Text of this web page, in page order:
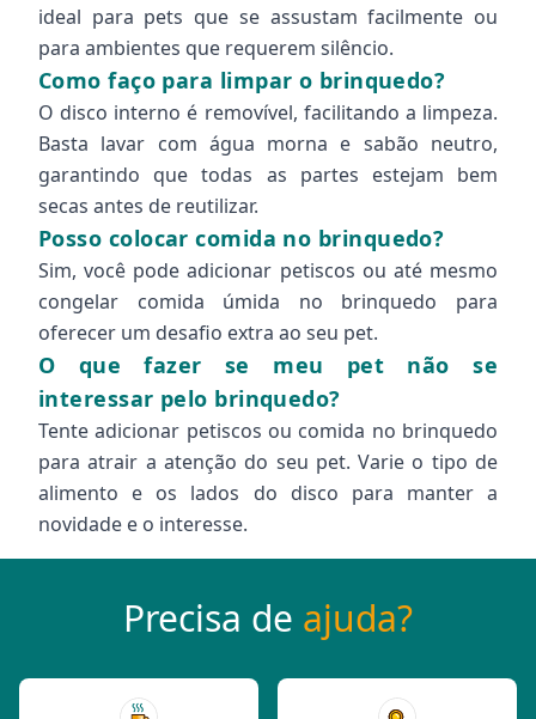
ideal para pets que se assustam facilmente ou
para ambientes que requerem silêncio.
Como faço para limpar o brinquedo?
O disco interno é removível, facilitando a limpeza.
Basta lavar com água morna e sabão neutro,
garantindo que todas as partes estejam bem
secas antes de reutilizar.
Posso colocar comida no brinquedo?
Sim, você pode adicionar petiscos ou até mesmo
congelar comida úmida no brinquedo para
oferecer um desafio extra ao seu pet.
O que fazer se meu pet não se
interessar pelo brinquedo?
Tente adicionar petiscos ou comida no brinquedo
para atrair a atenção do seu pet. Varie o tipo de
alimento e os lados do disco para manter a
novidade e o interesse.
Precisa de ajuda?